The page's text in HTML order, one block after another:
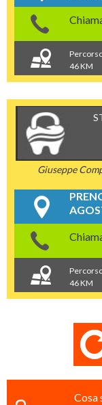
46 KM
Giuseppe
46 KM
Cosa